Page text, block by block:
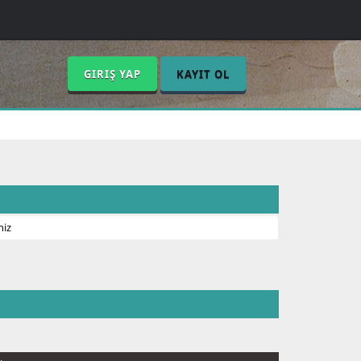
GIRIŞ YAP KAYIT OL